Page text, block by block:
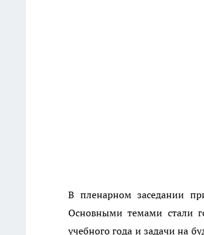
В пленарном заседании
Основными темами стали
учебного года и задачи на